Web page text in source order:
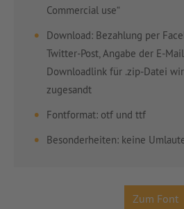
Commercial use“
Download: Bezahlung per
Twitter-Post, Angabe der E-
Downloadlink für .zip-Datei
zugesandt
Fontformat: otf und ttf
Besonderheiten: keine
Zum Font